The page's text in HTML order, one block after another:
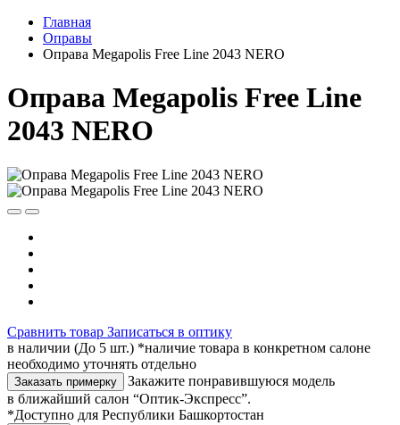
Главная
Оправы
Оправа Megapolis Free Line 2043 NERO
Оправа Megapolis Free Line
2043 NERO
Сравнить товар Записаться в оптику
в наличии (До 5 шт.) *наличие товара в конкретном салоне
необходимо уточнять отдельно
Заказать примерку
Закажите понравившуюся модель
в ближайший салон “Оптик-Экспресс”.
*Доступно для Республики Башкортостан